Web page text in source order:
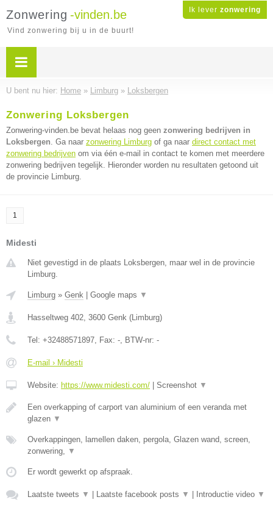
Ik lever zonwering
Zonwering -vinden.be
Vind zonwering bij u in de buurt!
U bent nu hier: Home » Limburg » Loksbergen
Zonwering Loksbergen
Zonwering-vinden.be bevat helaas nog geen zonwering bedrijven in
Loksbergen. Ga naar zonwering Limburg of ga naar direct contact met
zonwering bedrijven om via één e-mail in contact te komen met meerdere
zonwering bedrijven tegelijk. Hieronder worden nu resultaten getoond uit
de provincie Limburg.
1
Midesti
Niet gevestigd in de plaats Loksbergen, maar wel in de provincie
Limburg.
Limburg » Genk Google maps ▼
Hasseltweg 402, 3600 Genk (Limburg)
Tel: +32488571897, Fax: -, BTW-nr: -
E-mail › Midesti
Website: https://www.midesti.com/ Screenshot ▼
Een overkapping of carport van aluminium of een veranda met
glazen ▼
Overkappingen, lamellen daken, pergola, Glazen wand, screen,
zonwering, ▼
Er wordt gewerkt op afspraak.
Laatste tweets ▼ Laatste facebook posts ▼ Introductie video ▼